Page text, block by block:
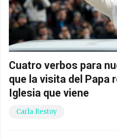
Cuatro verbos para
que la visita del Papa
Iglesia que viene
Carla Restoy